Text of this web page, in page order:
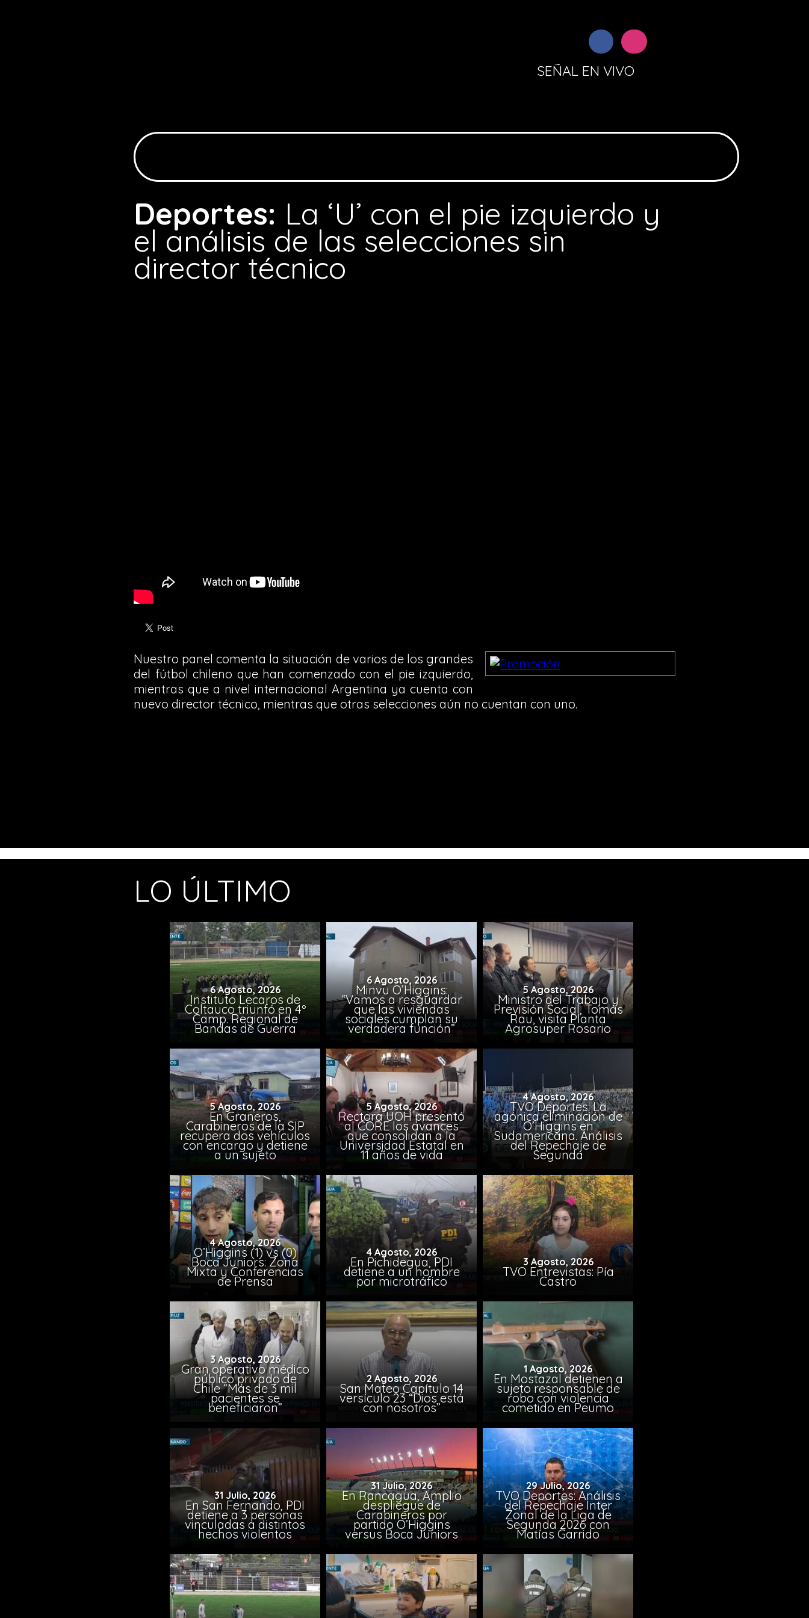
SEÑAL EN VIVO
Deportes: La ‘U’ con el pie izquierdo y
el análisis de las selecciones sin
director técnico
Nuestro panel comenta la situación de varios de los grandes
del fútbol chileno que han comenzado con el pie izquierdo,
mientras que a nivel internacional Argentina ya cuenta con
nuevo director técnico, mientras que otras selecciones aún no cuentan con uno.
LO ÚLTIMO
6 Agosto, 2026
Instituto Lecaros de
Coltauco triunfó en 4º
Camp. Regional de
Bandas de Guerra
6 Agosto, 2026
Minvu O’Higgins:
“Vamos a resguardar
que las viviendas
sociales cumplan su
verdadera función”
5 Agosto, 2026
Ministro del Trabajo y
Previsión Social, Tomás
Rau, visita Planta
Agrosuper Rosario
5 Agosto, 2026
En Graneros,
Carabineros de la SIP
recupera dos vehículos
con encargo y detiene
a un sujeto
5 Agosto, 2026
Rectora UOH presentó
al CORE los avances
que consolidan a la
Universidad Estatal en
11 años de vida
4 Agosto, 2026
TVO Deportes: La
agónica eliminación de
O’Higgins en
Sudamericana. Análisis
del Repechaje de
Segunda
4 Agosto, 2026
O’Higgins (1) vs (0)
Boca Juniors: Zona
Mixta y Conferencias
de Prensa
4 Agosto, 2026
En Pichidegua, PDI
detiene a un hombre
por microtráfico
3 Agosto, 2026
TVO Entrevistas: Pía
Castro
3 Agosto, 2026
Gran operativo médico
público privado de
Chile “Más de 3 mil
pacientes se
beneficiaron”
2 Agosto, 2026
San Mateo Capítulo 14
versículo 23 “Dios está
con nosotros”
1 Agosto, 2026
En Mostazal detienen a
sujeto responsable de
robo con violencia
cometido en Peumo
31 Julio, 2026
En San Fernando, PDI
detiene a 3 personas
vinculadas a distintos
hechos violentos
31 Julio, 2026
En Rancagua, Amplio
despliegue de
Carabineros por
partido O’Higgins
versus Boca Juniors
29 Julio, 2026
TVO Deportes: Análisis
del Repechaje Inter
Zonal de la Liga de
Segunda 2026 con
Matías Garrido